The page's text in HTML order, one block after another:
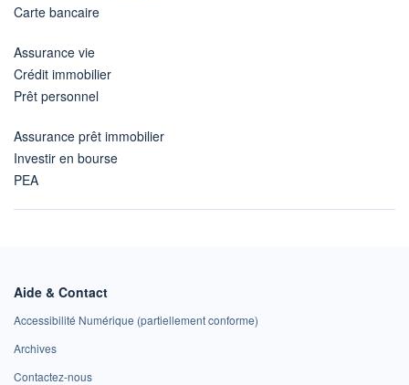
Carte bancaire
Assurance vie
Crédit immobilier
Prêt personnel
Assurance prêt immobilier
Investir en bourse
PEA
Aide & Contact
Accessibilité Numérique (partiellement conforme)
Archives
Contactez-nous